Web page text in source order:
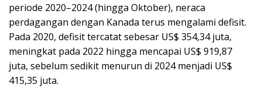
periode 2020–2024 (hingga Oktober), neraca
perdagangan dengan Kanada terus mengalami defisit.
Pada 2020, defisit tercatat sebesar US$ 354,34 juta,
meningkat pada 2022 hingga mencapai US$ 919,87
juta, sebelum sedikit menurun di 2024 menjadi US$
415,35 juta.